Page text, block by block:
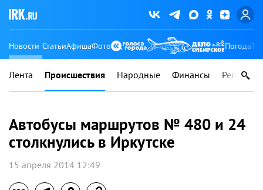
Новости СтатьиАфишаФото Погода
Лента Происшествия Народные Финансы Регионы
Автобусы маршрутов № 480 и 24
столкнулись в Иркутске
15 апреля 2014 12:49